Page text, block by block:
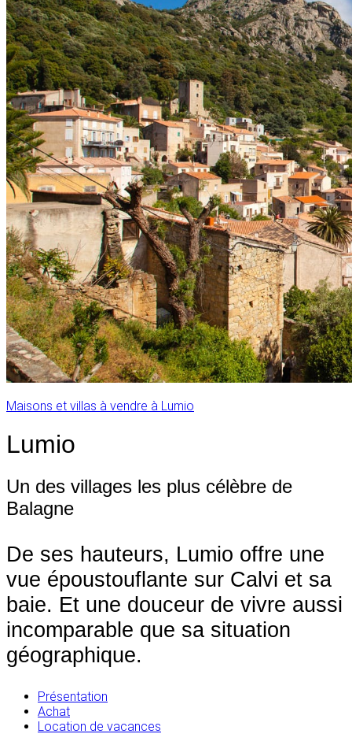
Maisons et villas à vendre à Lumio
Lumio
Un des villages les plus célèbre de
Balagne
De ses hauteurs, Lumio offre une
vue époustouflante sur Calvi et sa
baie. Et une douceur de vivre aussi
incomparable que sa situation
géographique.
Présentation
Achat
Location de vacances